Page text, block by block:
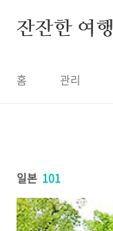
잔잔한 여행
홈 관리
일본 101